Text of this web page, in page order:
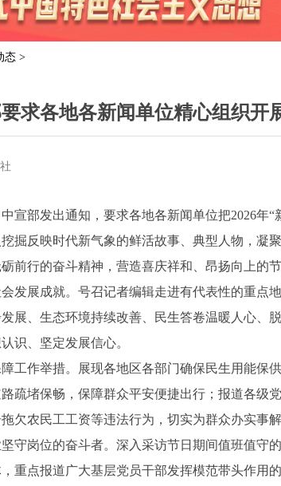
先锋模范 学史明理
态 >
求各地各新闻单位精心组织开
宣部发出通知，要求各地各新闻单位把2026年
掘反映时代新气象的鲜活故事、典型人物，凝
前行的奋斗精神，营造喜庆祥和、昂扬向上的节
发展成就。号召记者编辑走进有代表性的重点
展、生态环境持续改善、民生答卷温暖人心、
识、坚定发展信心。
工作举措。展现各地区各部门确保民生用能保
疏堵保畅，保障群众平安便捷出行；报道各级
欠农民工工资等违法行为，切实为群众办实事解
守岗位的奋斗者。深入采访节日期间值班值守
重点报道广大基层党员干部发挥模范带头作用